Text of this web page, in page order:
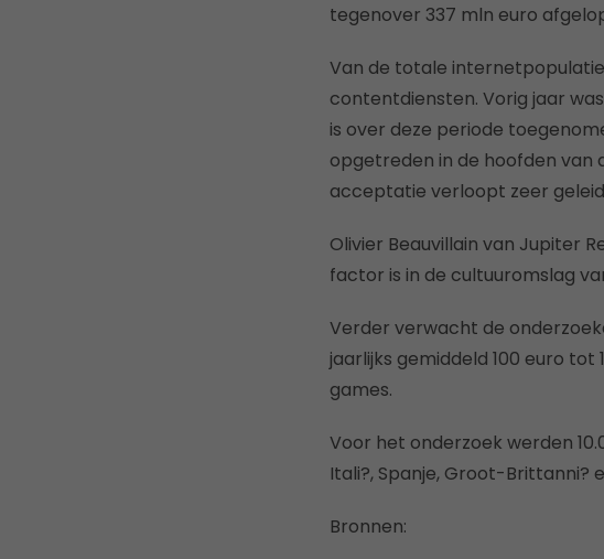
tegenover 337 mln euro
Van de totale
contentdiensten. Vorig jaar
is over deze periode
opgetreden in de hoofden
acceptatie verloopt zeer
Olivier Beauvillain van Jupiter
factor is in de cultuuromslag
Verder verwacht de
jaarlijks gemiddeld 100 euro
games.
Voor het onderzoek werden
Itali?, Spanje, Groot-Brittanni?
Bronnen: